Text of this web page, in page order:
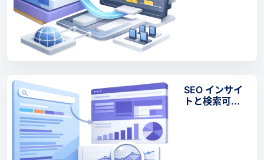
SEO インサイ
トと検索可視